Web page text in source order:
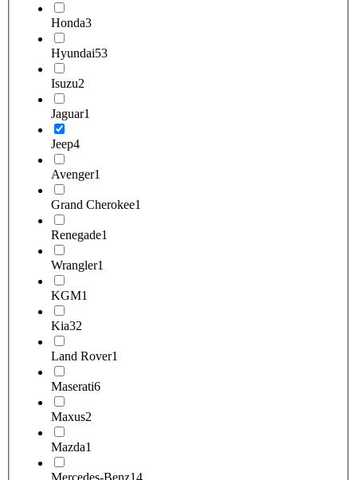
Honda3
Hyundai53
Isuzu2
Jaguar1
Jeep4
Avenger1
Grand Cherokee1
Renegade1
Wrangler1
KGM1
Kia32
Land Rover1
Maserati6
Maxus2
Mazda1
Mercedes-Benz14